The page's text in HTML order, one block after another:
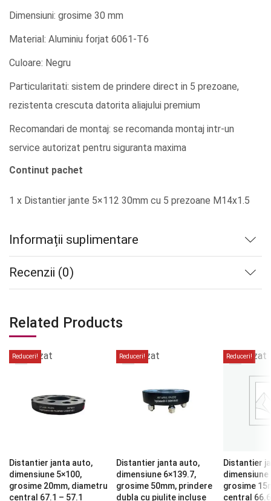
Dimensiuni: grosime 30 mm
Material: Aluminiu forjat 6061-T6
Culoare: Negru
Particularitati: sistem de prindere direct in 5 prezoane,
rezistenta crescuta datorita aliajului premium
Recomandari de montaj: se recomanda montaj intr-un
service autorizat pentru siguranta maxima
Continut pachet
1 x Distantier jante 5×112 30mm cu 5 prezoane M14x1.5
Informații suplimentare
Recenzii (0)
Related Products
Reduceri!
epuizat
Distantier janta auto,
dimensiune 5×100,
grosime 20mm, diametru
central 67.1 – 57.1
Reduceri!
epuizat
Distantier janta auto,
dimensiune 6×139.7,
grosime 50mm, prindere
dubla cu piulite incluse
Reduceri!
epuizat
Distantier
dimensiune
grosime
central